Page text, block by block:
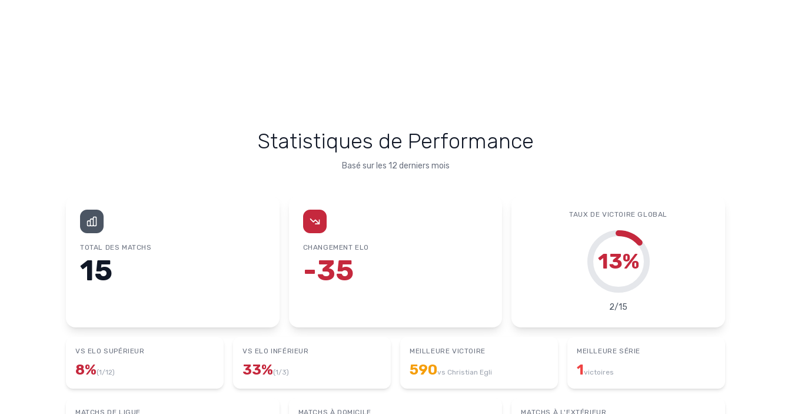
Statistiques de Performance
Basé sur les 12 derniers mois
TOTAL DES MATCHS
15
CHANGEMENT ELO
-35
TAUX DE VICTOIRE GLOBAL
13%
2/15
VS ELO SUPÉRIEUR
8%(1/12)
VS ELO INFÉRIEUR
33%(1/3)
MEILLEURE VICTOIRE
590vs Christian Egli
MEILLEURE SÉRIE
1victoires
MATCHS DE LIGUE MATCHS À DOMICILE MATCHS À L'EXTÉRIEUR